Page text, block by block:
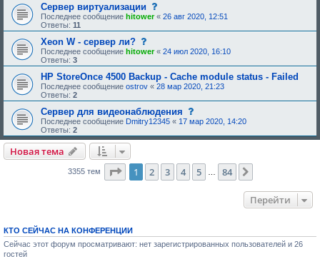
н
и
б
и
е
б
н
и
у
е
д
о
б
и
:
,
т
р
у
е
е
б
е
я
:
Сервер виртуализации
о
о
б
е
н
и
,
т
р
б
у
щ
я
:
Последнее сообщение hitower« 26 авг 2020, 12:51
Ответы: 11
Xeon W - сервер ли?
о
о
б
щ
е
н
и
е
,
т
р
е
ю
щ
р
е
Последнее сообщение hitower« 24 июл 2020, 16:10
Ответы: 3
HP StoreOnce 4500 Backup - Cache module status - Failed
Последнее сообщение ostrov « 28 мар 2020, 21:23
Ответы: 2
Сервер для видеонаблюдения
о
о
б
и
е
ю
щ
Последнее сообщение Dmitry12345 « 17 мар 2020, 14:20
Ответы: 2
Новая тема
3355 тем Страница из 84
1 2 3 4 5 84
Перейти
КТО СЕЙЧАС НА КОНФЕРЕНЦИИ
Сейчас этот форум просматривают: нет зарегистрированных пользователей и 26
гостей